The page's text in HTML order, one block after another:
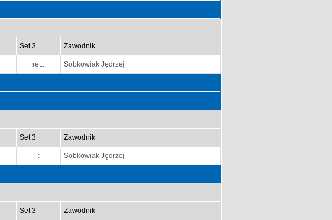
Set 3 Zawodnik
ret.: Sobkowiak Jędrzej
Set 3 Zawodnik
: Sobkowiak Jędrzej
Set 3 Zawodnik